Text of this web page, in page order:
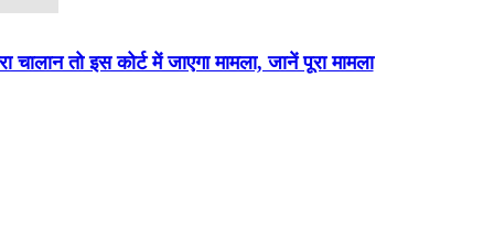
चालान तो इस कोर्ट में जाएगा मामला, जानें पूरा मामला